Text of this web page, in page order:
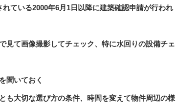
ている2000年6月1日以降に建築確認申請が行われ
見て画像撮影してチェック、特に水回りの設備チェ
聞いておく
も大切な選び方の条件、時間を変えて物件周辺の様